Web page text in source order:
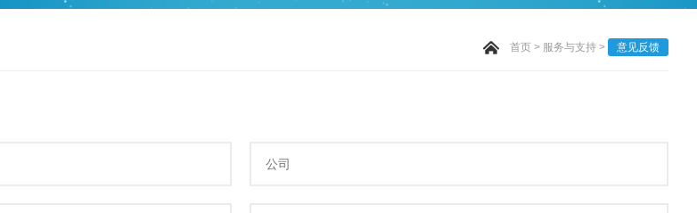
首页 > 服务与支持 > 意见反馈